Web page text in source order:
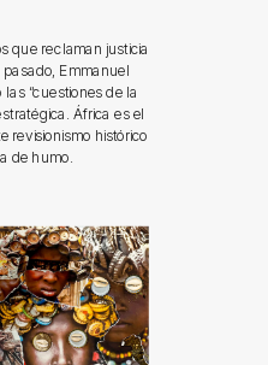
que reclaman justicia
Emmanuel
“cuestiones de la
África es el
revisionismo histórico
de humo.